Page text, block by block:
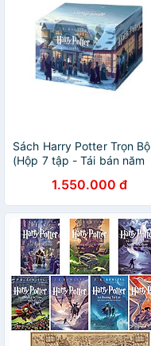
Sách Harry Potter Trọn Bộ
(Hộp 7 tập - Tái bán năm
1.550.000 đ